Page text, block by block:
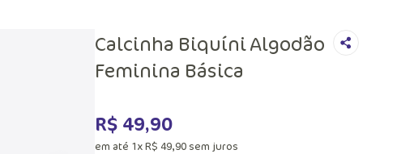
Calcinha Biquíni Algodão
Feminina Básica
R$ 49,90
em até 1xR$ 49,90 sem juros